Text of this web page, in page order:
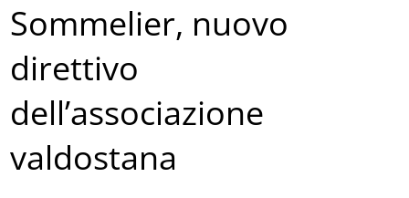
Sommelier, nuovo
direttivo
dell’associazione
valdostana